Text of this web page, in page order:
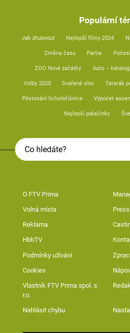
Populární
Jak zhubnout Nejlepší filmy 2024
Změna času Partie Počasí
ZOO Nové začátky Auto – katalog
Volby 2025 Svařené víno Tatarák
Pěstování lichořeřišnice Výpočet
Nejlepší palačinky
O FTV Prima
Volná místa Press
Reklama
HbbTV
Podmínky užívání
Cookies
Vlastník FTV Prima spol. s
r.o.
Nahlásit chybu